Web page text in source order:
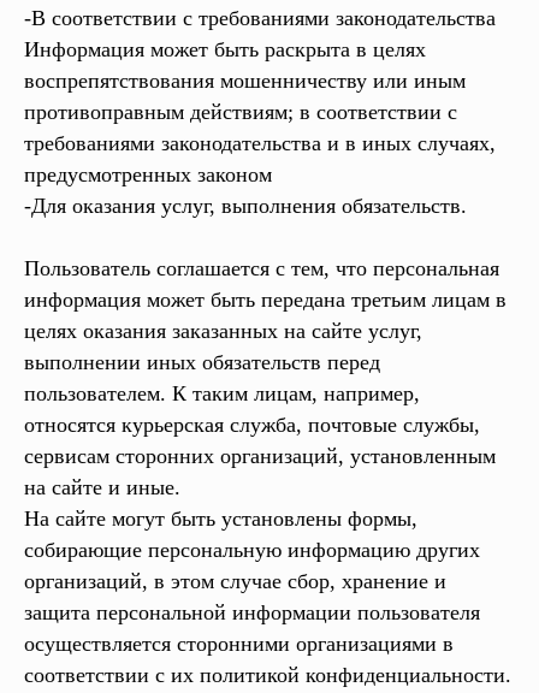
-В соответствии с требованиями законодательства
Информация может быть раскрыта в целях
воспрепятствования мошенничеству или иным
противоправным действиям; в соответствии с
требованиями законодательства и в иных случаях,
предусмотренных законом
-Для оказания услуг, выполнения обязательств.
Пользователь соглашается с тем, что персональная
информация может быть передана третьим лицам в
целях оказания заказанных на сайте услуг,
выполнении иных обязательств перед
пользователем. К таким лицам, например,
относятся курьерская служба, почтовые службы,
сервисам сторонних организаций, установленным
на сайте и иные.
На сайте могут быть установлены формы,
собирающие персональную информацию других
организаций, в этом случае сбор, хранение и
защита персональной информации пользователя
осуществляется сторонними организациями в
соответствии с их политикой конфиденциальности.